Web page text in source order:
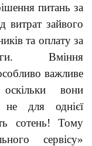
питань за
витрат зайвого
та оплату за
Вміння
важливе
вони
не для однієї
сотень! Тому
сервісу»